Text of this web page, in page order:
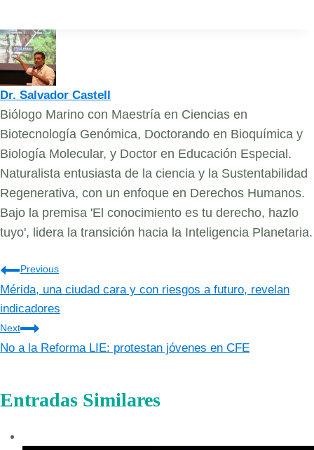
Dr. Salvador Castell
Biólogo Marino con Maestría en Ciencias en
Biotecnología Genómica, Doctorando en Bioquímica y
Biología Molecular, y Doctor en Educación Especial.
Naturalista entusiasta de la ciencia y la Sustentabilidad
Regenerativa, con un enfoque en Derechos Humanos.
Bajo la premisa 'El conocimiento es tu derecho, hazlo
tuyo', lidera la transición hacia la Inteligencia Planetaria.
Navegación
de
entradas
Previous
Mérida, una ciudad cara y con riesgos a futuro, revelan
indicadores
Next
No a la Reforma LIE: protestan jóvenes en CFE
Entradas Similares